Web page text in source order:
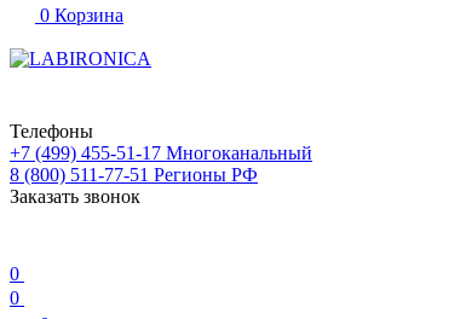
0 Корзина
Телефоны
+7 (499) 455-51-17 Многоканальный
8 (800) 511-77-51 Регионы РФ
Заказать звонок
0
0